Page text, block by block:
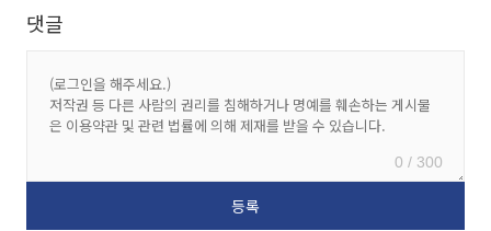
댓글
0 / 300